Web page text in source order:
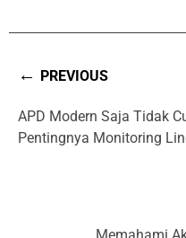
← PREVIOUS
APD Modern Saja Tidak
Pentingnya Monitoring
Memahami